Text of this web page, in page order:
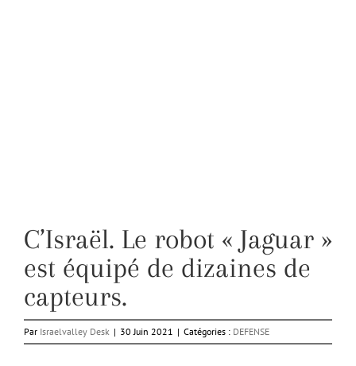
C’Israël. Le robot « Jaguar »
est équipé de dizaines de
capteurs.
Par Israelvalley Desk | 30 Juin 2021 | Catégories : DEFENSE